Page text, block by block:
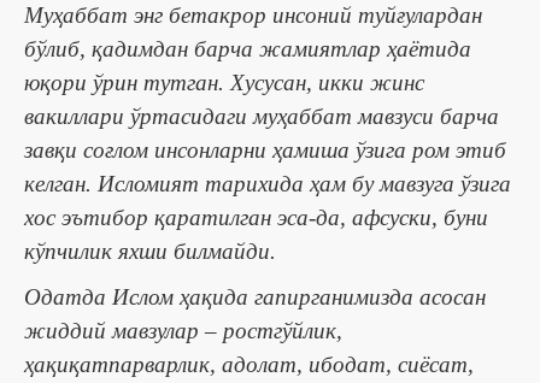
Муҳаббат энг бетакрор инсоний туйғулардан
бўлиб, қадимдан барча жамиятлар ҳаётида
юқори ўрин тутган. Хусусан, икки жинс
вакиллари ўртасидаги муҳаббат мавзуси барча
завқи соғлом инсонларни ҳамиша ўзига ром этиб
келган. Исломият тарихида ҳам бу мавзуга ўзига
хос эътибор қаратилган эса-да, афсуски, буни
кўпчилик яхши билмайди.
Одатда Ислом ҳақида гапирганимизда асосан
жиддий мавзулар ‒ ростгўйлик,
ҳақиқатпарварлик, адолат, ибодат, сиёсат,